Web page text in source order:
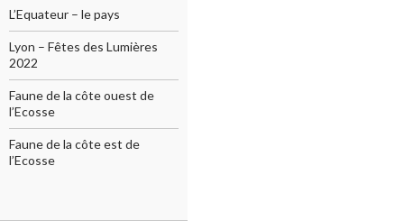
L’Equateur – le pays
Lyon – Fêtes des Lumières
2022
Faune de la côte ouest de
l’Ecosse
Faune de la côte est de
l’Ecosse